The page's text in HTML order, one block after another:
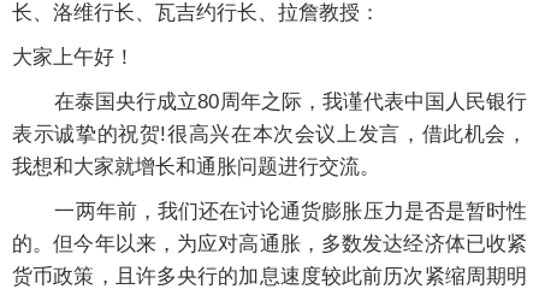
长、洛维行长、瓦吉约行长、拉詹教授：
大家上午好！
在泰国央行成立80周年之际，我谨代表中国人民银行
表示诚挚的祝贺!很高兴在本次会议上发言，借此机会，
我想和大家就增长和通胀问题进行交流。
一两年前，我们还在讨论通货膨胀压力是否是暂时性
的。但今年以来，为应对高通胀，多数发达经济体已收紧
货币政策，且许多央行的加息速度较此前历次紧缩周期明